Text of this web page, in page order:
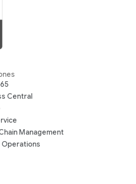
Central
Management
Operations